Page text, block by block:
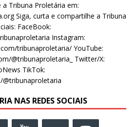
a Tribuna Proletária em:
Siga, curta e compartilhe a Tribuna
FaceBook:
Instagram:
tribunaproletaria/ YouTube:
@tribunaproletaria_ Twitter/X:
TikTok:
NAS REDES SOCIAIS